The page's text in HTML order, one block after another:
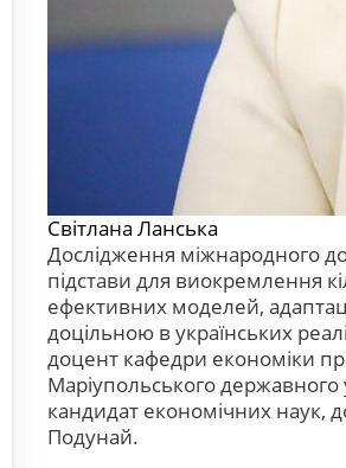
Світлана Ланська
Дослідження міжнародного
підстави для виокремлення
ефективних моделей,
доцільною в українських
доцент кафедри економіки
Маріупольського державного
кандидат економічних наук,
Подунай.